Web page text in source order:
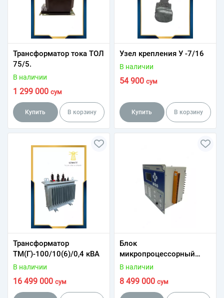
Трансформатор тока ТОЛ
75/5.
В наличии
1 299 000 сум
Купить В корзину
Узел крепления У -7/16
В наличии
54 900 сум
Купить В корзину
Трансформатор
ТМ(Г)-100/10(6)/0,4 кВА
В наличии
16 499 000 сум
Блок
микропроцессорный
релейной защиты
В наличии
8 499 000 сум